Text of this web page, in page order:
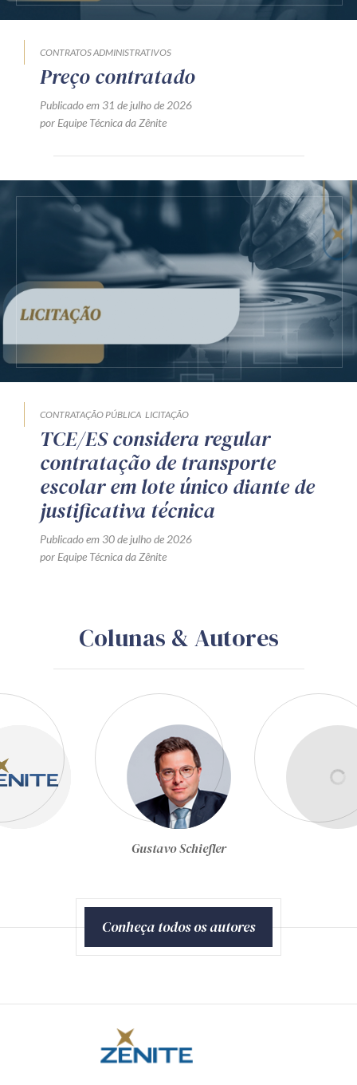
CONTRATOS ADMINISTRATIVOS
Preço contratado
Publicado em 31 de julho de 2026
por Equipe Técnica da Zênite
CONTRATAÇÃO PÚBLICA LICITAÇÃO
TCE/ES considera regular
contratação de transporte
escolar em lote único diante de
justificativa técnica
Publicado em 30 de julho de 2026
por Equipe Técnica da Zênite
Colunas & Autores
Joel de Menezes Niebuhr
Conheça todos os autores